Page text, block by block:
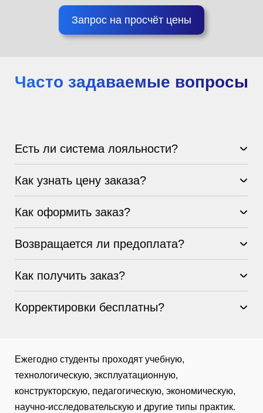
Запрос на просчёт цены
Часто задаваемые вопросы
Есть ли система лояльности?
Как узнать цену заказа?
Как оформить заказ?
Возвращается ли предоплата?
Как получить заказ?
Корректировки бесплатны?
Ежегодно студенты проходят учебную,
технологическую, эксплуатационную,
конструкторскую, педагогическую, экономическую,
научно-исследовательскую и другие типы практик.